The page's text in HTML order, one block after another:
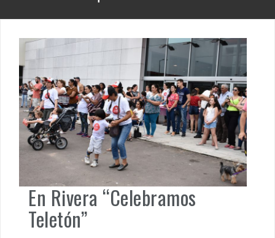
En Rivera “Celebramos
Teletón”